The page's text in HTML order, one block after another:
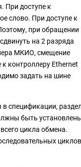
При доступе к
слово. При доступе к
при обращении
на 2 разряда
МКИО, смещение
контроллеру Ethernet
задать на шине
спецификации, раздел
быть
цикла обмена.
циклов